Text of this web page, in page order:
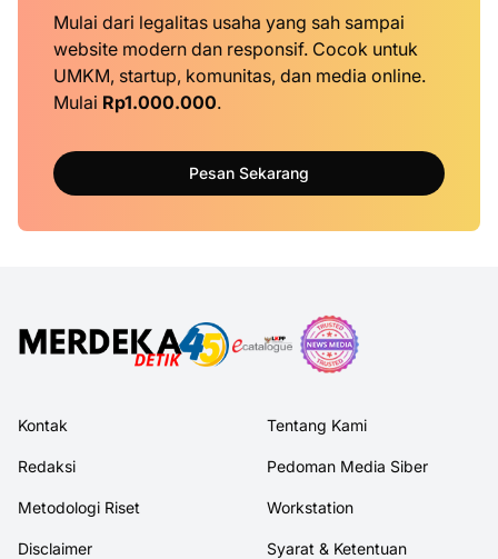
Mulai dari legalitas usaha yang sah sampai
website modern dan responsif. Cocok untuk
UMKM, startup, komunitas, dan media online.
Mulai Rp1.000.000.
Pesan Sekarang
Kontak Tentang Kami
Redaksi Pedoman Media Siber
Metodologi Riset Workstation
Disclaimer Syarat & Ketentuan